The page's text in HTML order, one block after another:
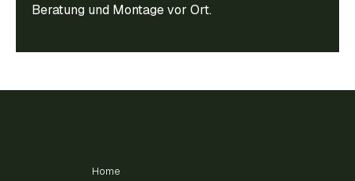
Beratung und Montage vor Ort.
Home